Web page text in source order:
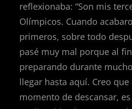
reflexionaba: “Son mis
Olímpicos. Cuando
primeros, sobre todo
pasé muy mal porque al
preparando durante
llegar hasta aquí. Creo que
momento de descansar,